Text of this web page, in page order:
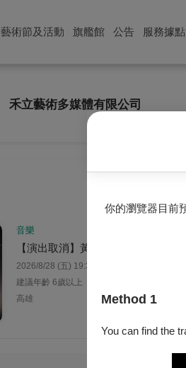
藝術節及活動 旗艦館 公告 服務據點
你的瀏覽器目前
Method 1
You can find the
禾立藝術多媒體有限公司
音樂
【演出取消】黃若愛鋼琴獨奏會《
2026/8/28 (五) 19:30
建議年齡 6歲以上
高雄